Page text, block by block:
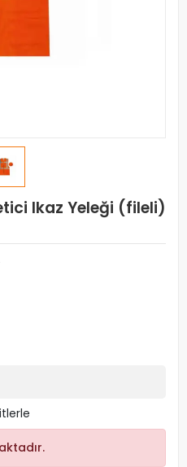
Ikaz Yeleği (fileli)